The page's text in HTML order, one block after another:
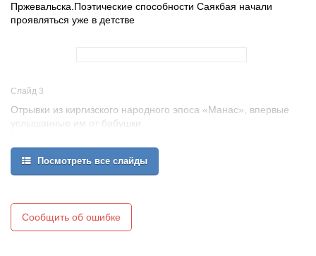
Пржевальска.Поэтические способности Саякбая начали
проявляться уже в детстве
Слайд 3
Отрывки из киргизского народного эпоса «Манас», впервые
услышанные им от бабушки
Посмотреть все слайды
Сообщить об ошибке